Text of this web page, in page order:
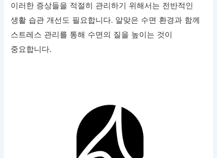
이러한 증상들을 적절히 관리하기 위해서는 전반적인
생활 습관 개선도 필요합니다. 알맞은 수면 환경과 함께
스트레스 관리를 통해 수면의 질을 높이는 것이
중요합니다.